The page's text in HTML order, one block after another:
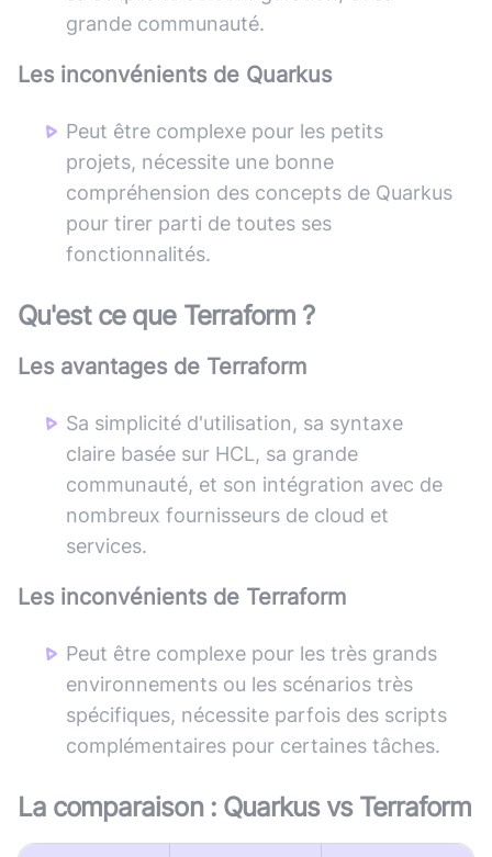
grande communauté.
Les inconvénients de Quarkus
Peut être complexe pour les petits
projets, nécessite une bonne
compréhension des concepts de Quarkus
pour tirer parti de toutes ses
fonctionnalités.
Qu'est ce que Terraform?
Les avantages de Terraform
Sa simplicité d'utilisation, sa syntaxe
claire basée sur HCL, sa grande
communauté, et son intégration avec de
nombreux fournisseurs de cloud et
services.
Les inconvénients de Terraform
Peut être complexe pour les très grands
environnements ou les scénarios très
spécifiques, nécessite parfois des scripts
complémentaires pour certaines tâches.
La comparaison : Quarkusvs Terraform